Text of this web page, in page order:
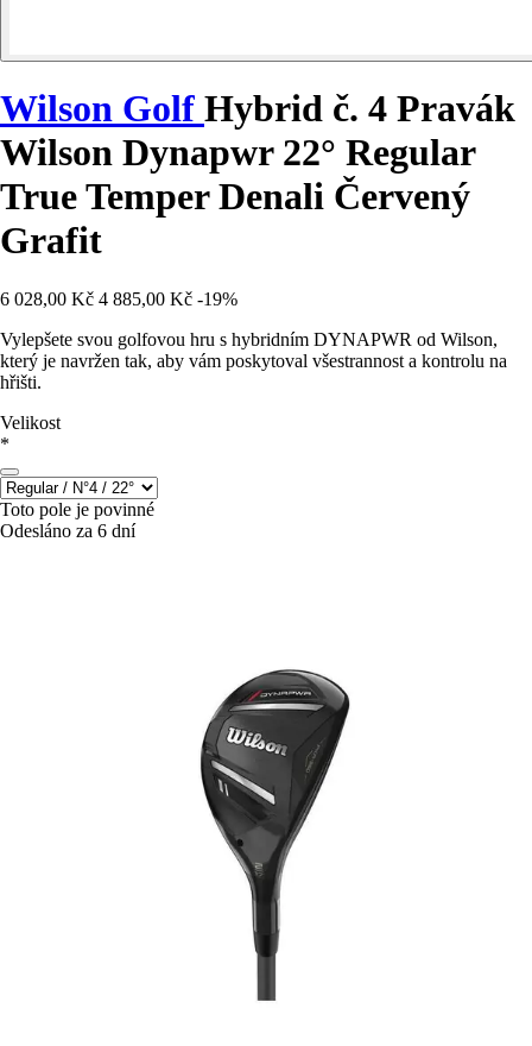
Wilson Golf Hybrid č. 4 Pravák
Wilson Dynapwr 22° Regular
True Temper Denali Červený
Grafit
6 028,00 Kč 4 885,00 Kč -19%
Vylepšete svou golfovou hru s hybridním DYNAPWR od Wilson,
který je navržen tak, aby vám poskytoval všestrannost a kontrolu na
hřišti.
Velikost
*
Toto pole je povinné
Odesláno za 6 dní